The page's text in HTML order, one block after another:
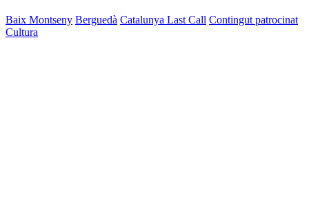
Baix Montseny Berguedà Catalunya Last Call Contingut patrocinat
Cultura